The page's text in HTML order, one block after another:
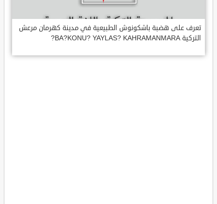
تعرف على هضبة باشكونوش الطبيعية في مدينة كهرمان مرعش
التركية BA?KONU? YAYLAS? KAHRAMANMARA?